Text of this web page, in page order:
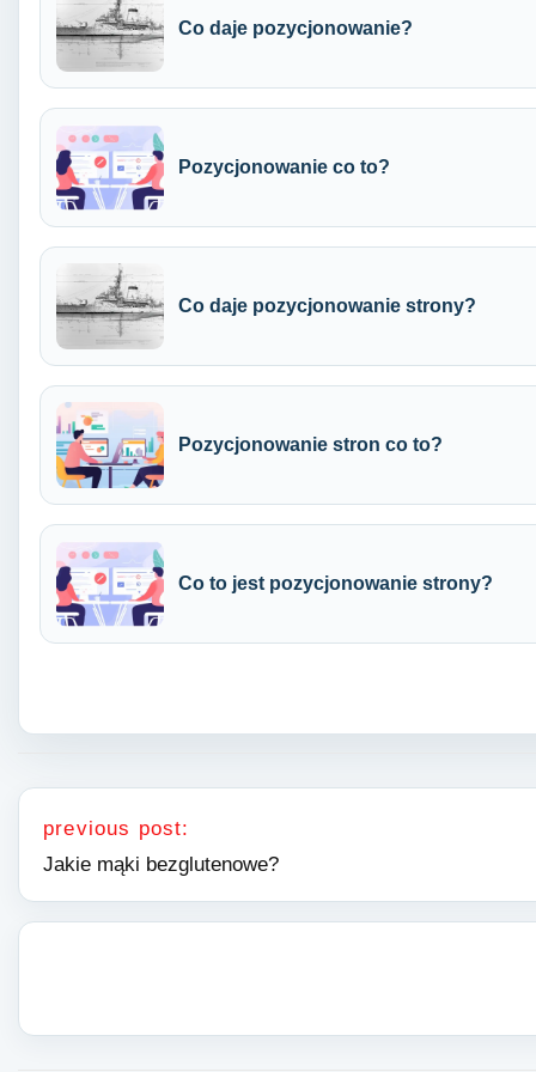
Co daje pozycjonowanie?
Pozycjonowanie co to?
Co daje pozycjonowanie strony?
Pozycjonowanie stron co to?
Co to jest pozycjonowanie strony?
Nawigacja wpisu
previous post:
Jakie mąki bezglutenowe?